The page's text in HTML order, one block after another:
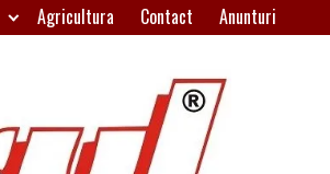
Agricultura Contact Anunturi